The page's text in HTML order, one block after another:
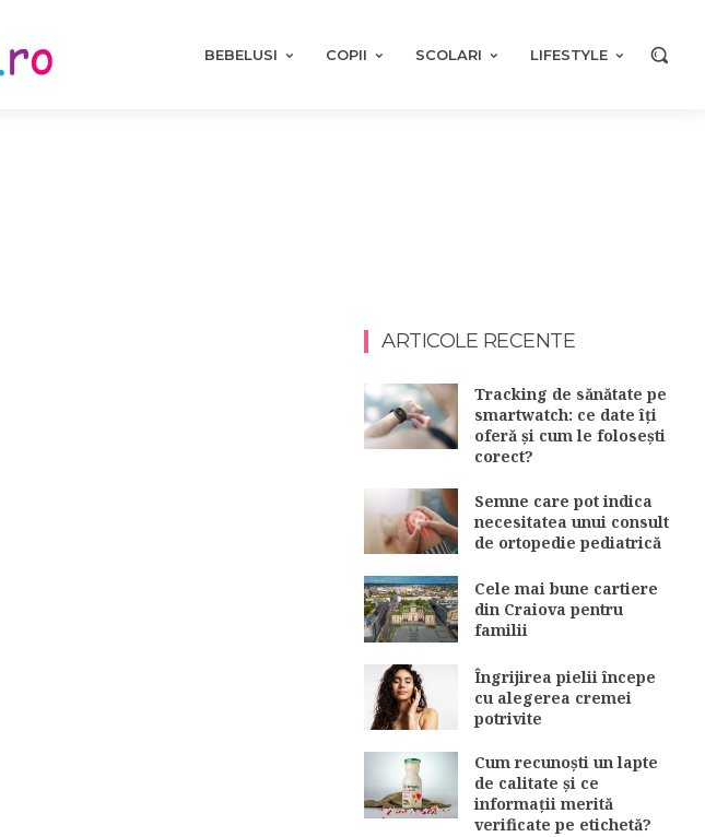
BEBELUSI COPII SCOLARI LIFESTYLE
ARTICOLE RECENTE
Tracking de sănătate pe
smartwatch: ce date îți
oferă și cum le folosești
corect?
Semne care pot indica
necesitatea unui consult
de ortopedie pediatrică
Cele mai bune cartiere
din Craiova pentru
familii
Îngrijirea pielii începe
cu alegerea cremei
potrivite
Cum recunoști un lapte
de calitate și ce
informații merită
verificate pe etichetă?